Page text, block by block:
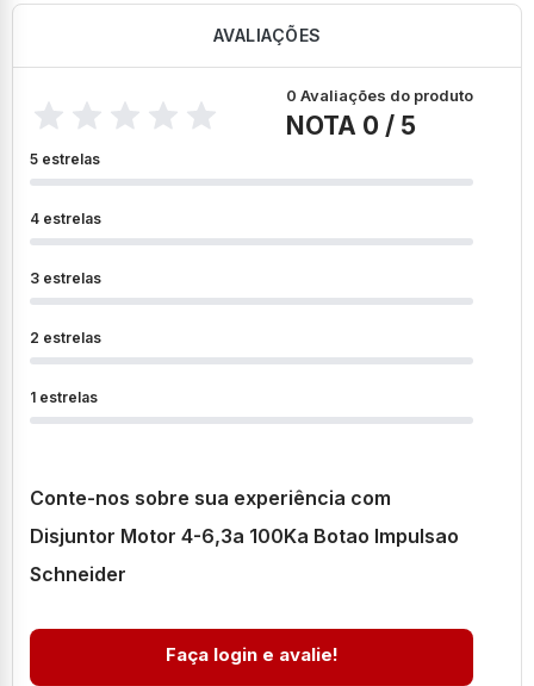
AVALIAÇÕES
0 Avaliações do produto
NOTA 0 / 5
5 estrelas
4 estrelas
3 estrelas
2 estrelas
1 estrelas
Conte-nos sobre sua experiência com
Disjuntor Motor 4-6,3a 100Ka Botao Impulsao
Schneider
Faça login e avalie!